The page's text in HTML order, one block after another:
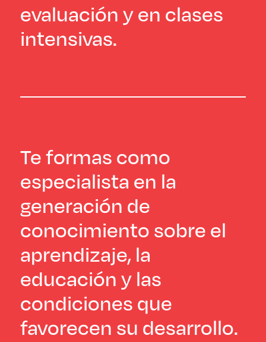
evaluación y en clases
intensivas.
Te formas como
especialista en la
generación de
conocimiento sobre el
aprendizaje, la
educación y las
condiciones que
favorecen su desarrollo.